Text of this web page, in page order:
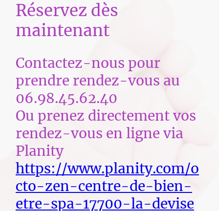
Réservez dès
maintenant
Contactez-nous pour
prendre rendez-vous au
06.98.45.62.40
Ou prenez directement vos
rendez-vous en ligne via
Planity
https://www.planity.com/o
cto-zen-centre-de-bien-
etre-spa-17700-la-devise